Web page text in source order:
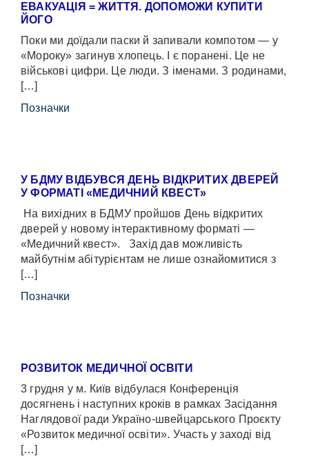
ЕВАКУАЦІЯ = ЖИТТЯ. ДОПОМОЖИ КУПИТИ
ЙОГО
Поки ми доїдали паски й запивали компотом — у
«Мороку» загинув хлопець. І є поранені. Це не
військові цифри. Це люди. З іменами. З родинами,
[…]
Позначки
У БДМУ ВІДБУВСЯ ДЕНЬ ВІДКРИТИХ ДВЕРЕЙ
У ФОРМАТІ «МЕДИЧНИЙ КВЕСТ»
На вихідних в БДМУ пройшов День відкритих
дверей у новому інтерактивному форматі —
«Медичний квест». Захід дав можливість
майбутнім абітурієнтам не лише ознайомитися з
[…]
Позначки
РОЗВИТОК МЕДИЧНОЇ ОСВІТИ
3 грудня у м. Київ відбулася Конференція
досягнень і наступних кроків в рамках Засідання
Наглядової ради Україно-швейцарського Проєкту
«Розвиток медичної освіти». Участь у заході від
[…]